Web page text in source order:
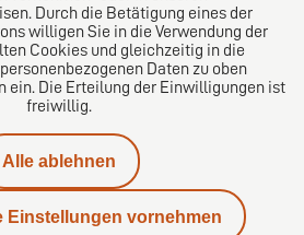
Durch die Betätigung eines der
willigen Sie in die Verwendung der
Cookies und gleichzeitig in die
Daten zu oben
ein. Die Erteilung der Einwilligungen ist
freiwillig.
Alle ablehnen
Einstellungen vornehmen